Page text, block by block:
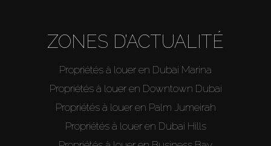
ZONES D’ACTUALITÉ
Propriétés à louer en Dubai Marina
Propriétés à louer en Downtown Dubai
Propriétés à louer en Palm Jumeirah
Propriétés à louer en Dubai Hills